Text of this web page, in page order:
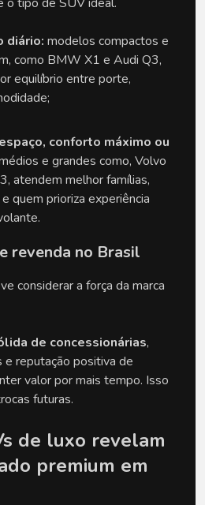
diário: modelos compactos e
como BMW X1 e Audi Q3,
equilíbrio entre porte,
conforto máximo ou
e grandes como, Volvo
atendem melhor famílias,
quem prioriza experiência
revenda no Brasil
considerar a força da marca
de concessionárias,
reputação positiva de
valor por mais tempo. Isso
futuras.
de luxo revelam
premium em